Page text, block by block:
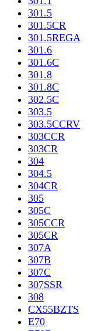
301.5
301.5CR
301.5REGA
301.6
301.6C
301.8
301.8C
302.5C
303.5
303.5CCRV
303CCR
303CR
304
304.5
304CR
305
305C
305CCR
305CR
307A
307B
307C
307SSR
308
CX55BZTS
E70